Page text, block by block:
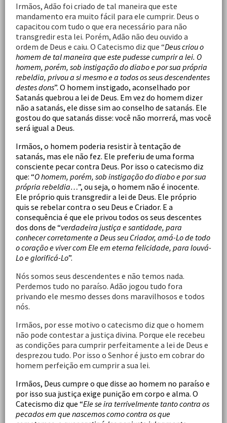
Irmãos, Adão foi criado de tal maneira que este
mandamento era muito fácil para ele cumprir. Deus o
capacitou com tudo o que era necessário para não
transgredir esta lei. Porém, Adão não deu ouvido a
ordem de Deus e caiu. O Catecismo diz que “Deus criou o
homem de tal maneira que este pudesse cumprir a lei. O
homem, porém, sob instigação do diabo e por sua própria
rebeldia, privou a si mesmo e a todos os seus descendentes
destes dons”. O homem instigado, aconselhado por
Satanás quebrou a lei de Deus. Em vez do homem dizer
não a satanás, ele disse sim ao conselho de satanás. Ele
gostou do que satanás disse: você não morrerá, mas você
será igual a Deus.
Irmãos, o homem poderia resistir à tentação de
satanás, mas ele não fez. Ele preferiu de uma forma
consciente pecar contra Deus. Por isso o catecismo diz
que: “O homem, porém, sob instigação do diabo e por sua
própria rebeldia…”, ou seja, o homem não é inocente.
Ele próprio quis transgredir a lei de Deus. Ele próprio
quis se rebelar contra o seu Deus e Criador. E a
consequência é que ele privou todos os seus descentes
dos dons de “verdadeira justiça e santidade, para
conhecer corretamente a Deus seu Criador, amá-Lo de todo
o coração e viver com Ele em eterna felicidade, para louvá-
Lo e glorificá-Lo”.
Nós somos seus descendentes e não temos nada.
Perdemos tudo no paraíso. Adão jogou tudo fora
privando ele mesmo desses dons maravilhosos e todos
nós.
Irmãos, por esse motivo o catecismo diz que o homem
não pode contestar a justiça divina. Porque ele recebeu
as condições para cumprir perfeitamente a lei de Deus e
desprezou tudo. Por isso o Senhor é justo em cobrar do
homem perfeição em cumprir a sua lei.
Irmãos, Deus cumpre o que disse ao homem no paraíso e
por isso sua justiça exige punição em corpo e alma. O
Catecismo diz que “Ele se ira terrivelmente tanto contra os
pecados em que nascemos como contra os que